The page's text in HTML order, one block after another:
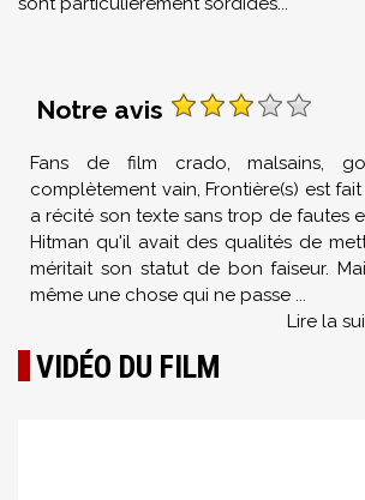
Notre avis
Fans de film crado, malsains,
complètement vain, Frontière(s) est
a récité son texte sans trop de fautes
Hitman qu'il avait des qualités de
méritait son statut de bon faiseur.
même une chose qui ne passe ...
Lire la
VIDÉO DU FILM